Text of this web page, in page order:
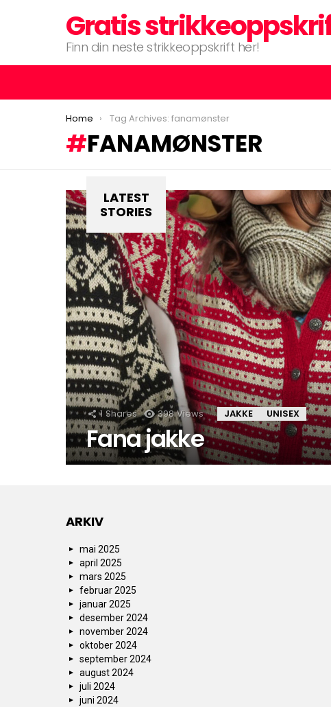
Gratis
Finn din neste strikkeoppskrift her!
You are here:
Home Tag Archives: fanamønster
FANAMØNSTER
LATEST
STORIES
1 Shares 398 Views JAKKE UNISEX
Fana jakke
ARKIV
mai 2025
april 2025
mars 2025
februar 2025
januar 2025
desember 2024
november 2024
oktober 2024
september 2024
august 2024
juli 2024
juni 2024